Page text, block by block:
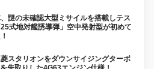
謎の未確認大型ミサイルを搭載しテス
25式地対艦誘導弾」空中発射型が初めて
菱スタリオンをダウンサイジングターボ